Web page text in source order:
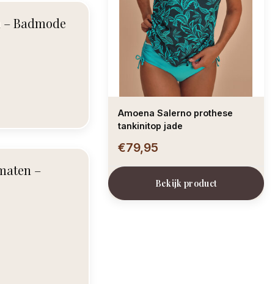
Amoena Salerno prothese
tankinitop jade
€79,95
Bekijk product
Badmode
–